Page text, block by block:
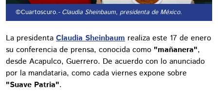
©Cuartoscuro.- Claudia Sheinbaum, presidenta de México.
La presidenta Claudia Sheinbaum realiza este 17 de enero
su conferencia de prensa, conocida como "mañanera",
desde Acapulco, Guerrero. De acuerdo con lo anunciado
por la mandataria, como cada viernes expone sobre
"Suave Patria".